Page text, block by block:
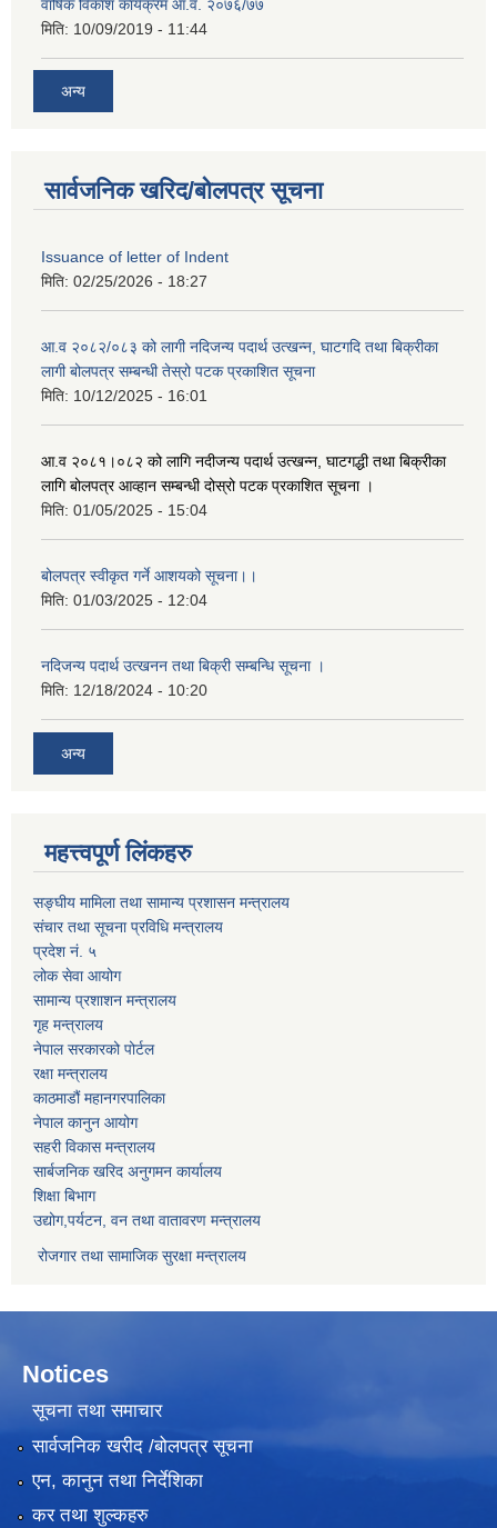
वार्षिक विकाश कार्यक्रम आ.व. २०७६/७७
मिति: 10/09/2019 - 11:44
अन्य
सार्वजनिक खरिद/बोलपत्र सूचना
Issuance of letter of Indent
मिति: 02/25/2026 - 18:27
आ.व २०८२/०८३ को लागी नदिजन्य पदार्थ उत्खन्न, घाटगदि तथा बिक्रीका
लागी बोलपत्र सम्बन्धी तेस्रो पटक प्रकाशित सूचना
मिति: 10/12/2025 - 16:01
आ.व २०८१।०८२ को लागि नदीजन्य पदार्थ उत्खन्न, घाटगद्धी तथा बिक्रीका
लागि बोलपत्र आव्हान सम्बन्धी दोस्रो पटक प्रकाशित सूचना ।
मिति: 01/05/2025 - 15:04
बोलपत्र स्वीकृत गर्ने आशयको सूचना।।
मिति: 01/03/2025 - 12:04
नदिजन्य पदार्थ उत्खनन तथा बिक्री सम्बन्धि सूचना ।
मिति: 12/18/2024 - 10:20
अन्य
महत्त्वपूर्ण लिंकहरु
सङ्घीय मामिला तथा सामान्य प्रशासन मन्त्रालय
संचार तथा सूचना प्रविधि मन्त्रालय
प्रदेश नं. ५
लोक सेवा आयोग
सामान्य प्रशाशन मन्त्रालय
गृह मन्त्रालय
नेपाल सरकारको पोर्टल
रक्षा मन्त्रालय
काठमाडौं महानगरपालिका
नेपाल कानुन आयोग
सहरी विकास मन्त्रालय
सार्बजनिक खरिद अनुगमन कार्यालय
शिक्षा बिभाग
उद्योग,पर्यटन, वन तथा वातावरण मन्त्रालय
रोजगार तथा सामाजिक सुरक्षा मन्त्रालय
Notices
सूचना तथा समाचार
सार्वजनिक खरीद /बोलपत्र सूचना
एन, कानुन तथा निर्देशिका
कर तथा शुल्कहरु